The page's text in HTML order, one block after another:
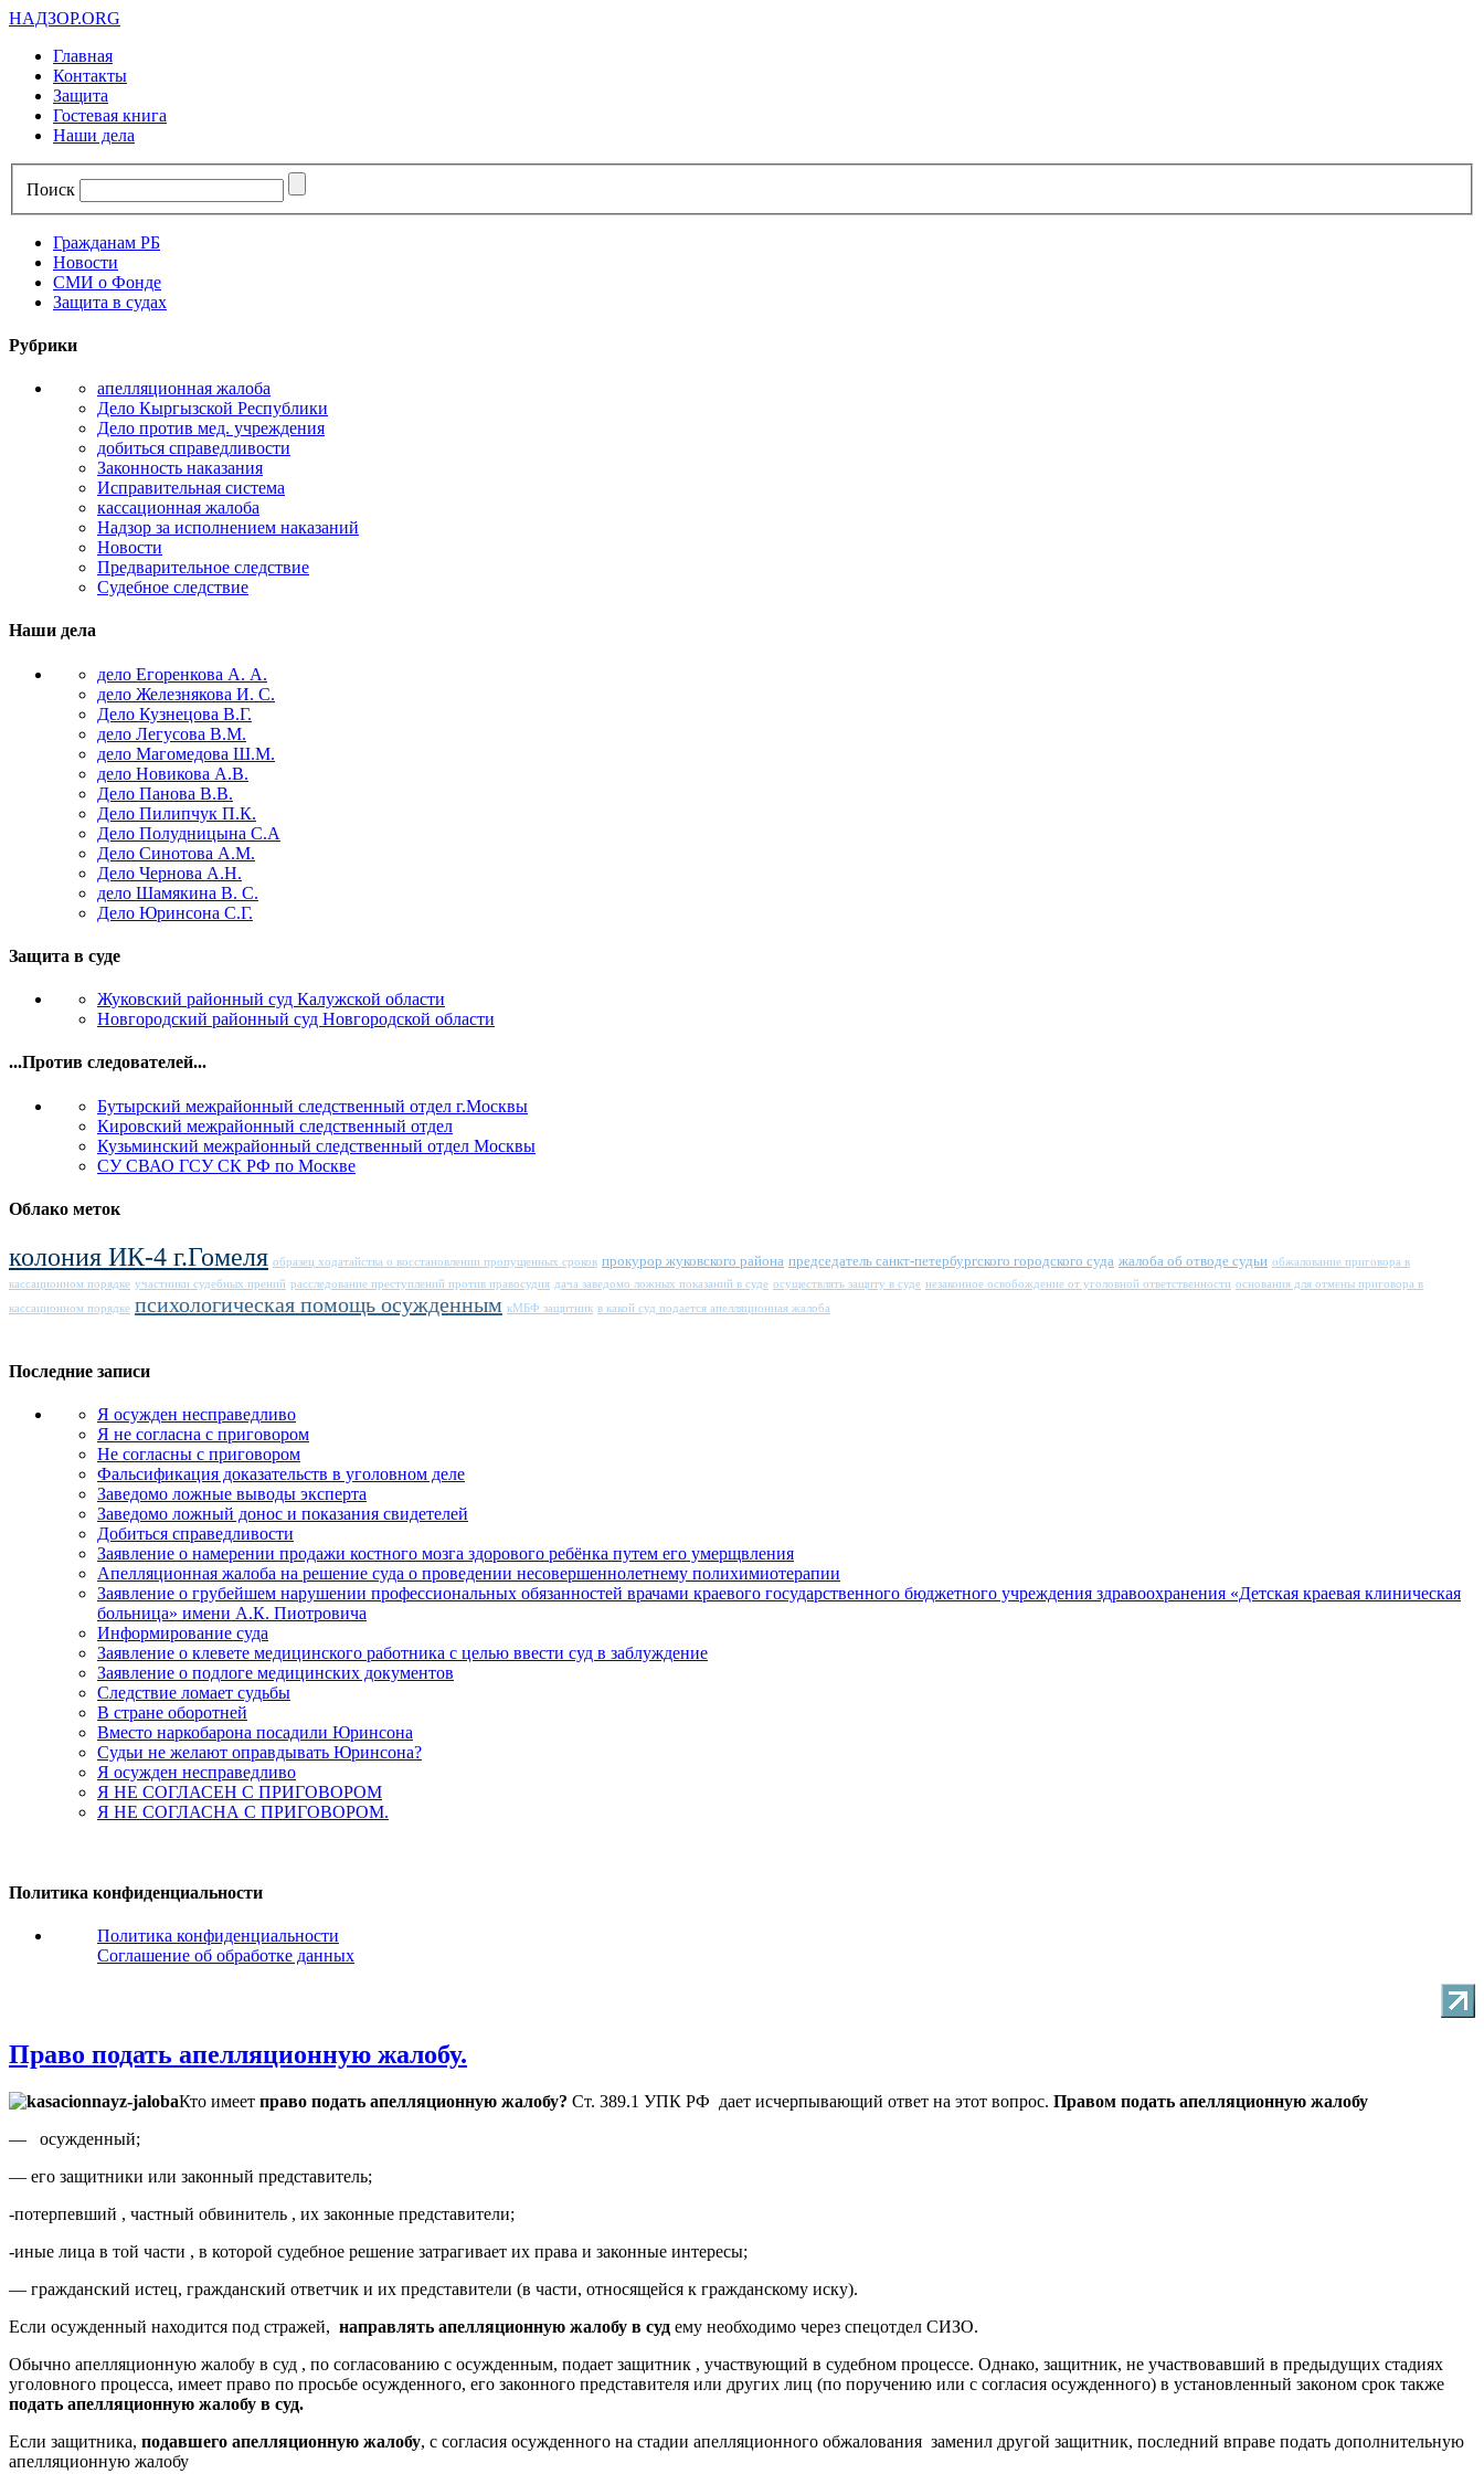
НАДЗОР.ORG
Главная
Контакты
Защита
Гостевая книга
Наши дела
Поиск
Гражданам РБ
Новости
СМИ о Фонде
Защита в судах
Рубрики
апелляционная жалоба
Дело Кыргызской Республики
Дело против мед. учреждения
добиться справедливости
Законность наказания
Исправительная система
кассационная жалоба
Надзор за исполнением наказаний
Новости
Предварительное следствие
Судебное следствие
Наши дела
дело Егоренкова А. А.
дело Железнякова И. С.
Дело Кузнецова В.Г.
дело Легусова В.М.
дело Магомедова Ш.М.
дело Новикова А.В.
Дело Панова В.В.
Дело Пилипчук П.К.
Дело Полудницына С.А
Дело Синотова А.М.
Дело Чернова А.Н.
дело Шамякина В. С.
Дело Юринсона С.Г.
Защита в суде
Жуковский районный суд Калужской области
Новгородский районный суд Новгородской области
...Против следователей...
Бутырский межрайонный следственный отдел г.Москвы
Кировский межрайонный следственный отдел
Кузьминский межрайонный следственный отдел Москвы
СУ СВАО ГСУ СК РФ по Москве
Облако меток
колония ИК-4 г.Гомеля образец ходатайства о восстановлении пропущенных сроков прокурор жуковского района председатель санкт-петербургского городского суда жалоба об отводе судьи обжалование приговора в
кассационном порядке участники судебных прений расследование преступлений против правосудия дача заведомо ложных показаний в суде осуществлять защиту в суде незаконное освобождение от уголовной ответственности основания для отмены приговора в
кассационном порядке психологическая помощь осужденным кМБФ защитник в какой суд подается апелляционная жалоба
Последние записи
Я осужден несправедливо
Я не согласна с приговором
Не согласны с приговором
Фальсификация доказательств в уголовном деле
Заведомо ложные выводы эксперта
Заведомо ложный донос и показания свидетелей
Добиться справедливости
Заявление о намерении продажи костного мозга здорового ребёнка путем его умерщвления
Апелляционная жалоба на решение суда о проведении несовершеннолетнему полихимиотерапии
Заявление о грубейшем нарушении профессиональных обязанностей врачами краевого государственного бюджетного учреждения здравоохранения «Детская краевая клиническая
больница» имени А.К. Пиотровича
Информирование суда
Заявление о клевете медицинского работника с целью ввести суд в заблуждение
Заявление о подлоге медицинских документов
Следствие ломает судьбы
В стране оборотней
Вместо наркобарона посадили Юринсона
Судьи не желают оправдывать Юринсона?
Я осужден несправедливо
Я НЕ СОГЛАСЕН С ПРИГОВОРОМ
Я НЕ СОГЛАСНА С ПРИГОВОРОМ.
Политика конфиденциальности
Политика конфиденциальности
Соглашение об обработке данных
Право подать апелляционную жалобу.
Кто имеет право подать апелляционную жалобу? Ст. 389.1 УПК РФ дает исчерпывающий ответ на этот вопрос. Правом подать апелляционную жалобу
— осужденный;
— его защитники или законный представитель;
-потерпевший , частный обвинитель , их законные представители;
-иные лица в той части , в которой судебное решение затрагивает их права и законные интересы;
— гражданский истец, гражданский ответчик и их представители (в части, относящейся к гражданскому иску).
Если осужденный находится под стражей, направлять апелляционную жалобу в суд ему необходимо через спецотдел СИЗО.
Обычно апелляционную жалобу в суд , по согласованию с осужденным, подает защитник , участвующий в судебном процессе. Однако, защитник, не участвовавший в предыдущих стадиях
уголовного процесса, имеет право по просьбе осужденного, его законного представителя или других лиц (по поручению или с согласия осужденного) в установленный законом срок также
подать апелляционную жалобу в суд.
Если защитника, подавшего апелляционную жалобу, с согласия осужденного на стадии апелляционного обжалования заменил другой защитник, последний вправе подать дополнительную
апелляционную жалобу